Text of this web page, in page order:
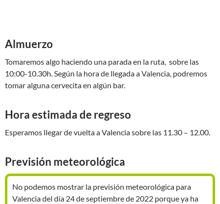
Almuerzo
Tomaremos algo haciendo una parada en la ruta, sobre las
10:00-10.30h. Según la hora de llegada a Valencia, podremos
tomar alguna cervecita en algún bar.
Hora estimada de regreso
Esperamos llegar de vuelta a Valencia sobre las 11.30 – 12.00.
Previsión meteorológica
No podemos mostrar la previsión meteorológica para
Valencia del día 24 de septiembre de 2022 porque ya ha